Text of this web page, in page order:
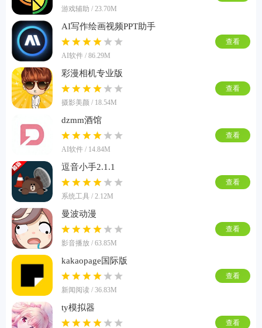
游戏辅助 / 23.70M
AI写作绘画视频PPT助手
AI软件 / 86.29M
查看
彩漫相机专业版
摄影美颜 / 18.54M
查看
dzmm酒馆
AI软件 / 14.84M
查看
逗音小手2.1.1
系统工具 / 2.12M
查看
曼波动漫
影音播放 / 63.85M
查看
kakaopage国际版
新闻阅读 / 36.83M
查看
ty模拟器
查看